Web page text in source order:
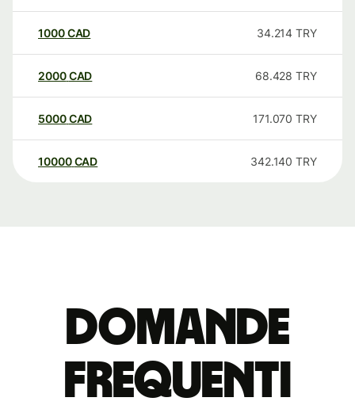
1000CAD 34.214 TRY
2000CAD 68.428 TRY
5000CAD 171.070 TRY
10000 CAD 342.140 TRY
Domande
Frequenti